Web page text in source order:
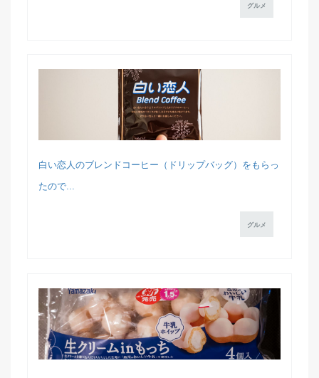
グルメ
白い恋人のブレンドコーヒー（ドリップバッグ）をもらっ
たので...
グルメ